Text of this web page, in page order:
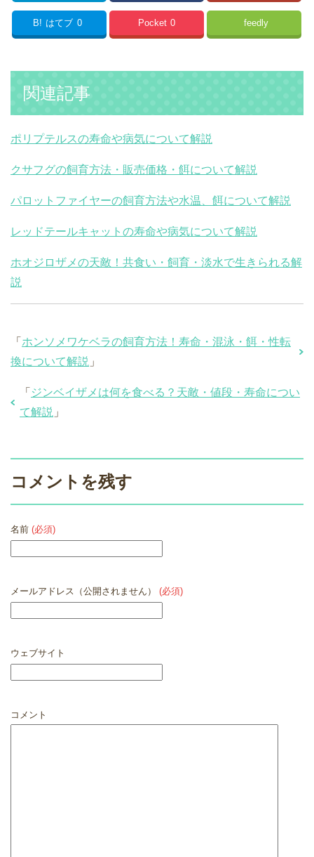
B! はてブ 0 Pocket 0 feedly
関連記事
ポリプテルスの寿命や病気について解説
クサフグの飼育方法・販売価格・餌について解説
パロットファイヤーの飼育方法や水温、餌について解説
レッドテールキャットの寿命や病気について解説
ホオジロザメの天敵！共食い・飼育・淡水で生きられる解
説
「 ホンソメワケベラの飼育方法！寿命・混泳・餌・性転
換について解説 」
「 ジンベイザメは何を食べる？天敵・値段・寿命につい
て解説 」
コメントを残す
名前 (必須)
メールアドレス（公開されません） (必須)
ウェブサイト
コメント